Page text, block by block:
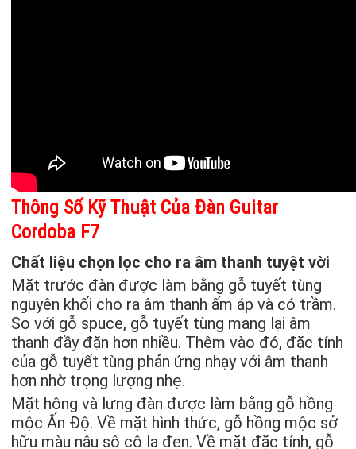
Thông Số Kỹ Thuật Của Đàn Guitar
Cordoba F7
Chất liệu chọn lọc cho ra âm thanh tuyệt vời
Mặt trước đàn được làm bằng gỗ tuyết tùng
nguyên khối cho ra âm thanh ấm áp và có trầm.
So với gỗ spuce, gỗ tuyết tùng mang lại âm
thanh đầy đặn hơn nhiều. Thêm vào đó, đặc tính
của gỗ tuyết tùng phản ứng nhạy với âm thanh
hơn nhờ trọng lượng nhẹ.
Mặt hông và lưng đàn được làm bằng gỗ hồng
mộc Ấn Độ. Về mặt hình thức, gỗ hồng mộc sở
hữu màu nâu sô cô la đen. Về mặt đặc tính, gỗ